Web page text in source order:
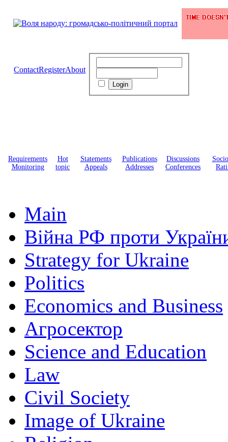
ContactRegisterAbout
Requirements
Monitoring
Hot
topic
Statements
Appeals
Publications
Addresses
Discussions
Conferences
Main
Війна РФ проти
Strategy for Ukraine
Politics
Economics and Business
Агросектор
Science and Education
Law
Civil Society
Image of Ukraine